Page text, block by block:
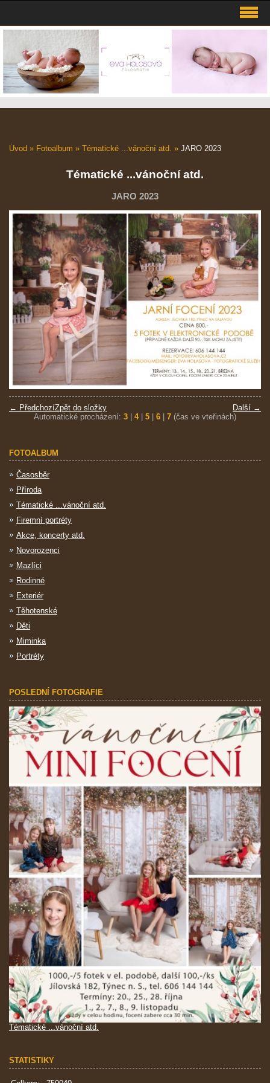
Úvod » Fotoalbum » Tématické ...vánoční atd. » JARO 2023
Tématické ...vánoční atd.
JARO 2023
← Předchozí Další →
Zpět do složky
Automatické procházení: 3 4| 5 6 7 (čas ve vteřinách)
FOTOALBUM
Časosběr
Příroda
Tématické ...vánoční atd.
Firemní portréty
Akce, koncerty atd.
Novorozenci
Mazlíci
Rodinné
Exteriér
Těhotenské
Děti
Miminka
Portréty
POSLEDNÍ FOTOGRAFIE
Tématické ...vánoční atd.
STATISTIKY